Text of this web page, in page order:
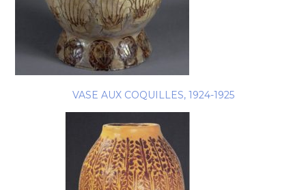
VASE AUX COQUILLES, 1924-1925